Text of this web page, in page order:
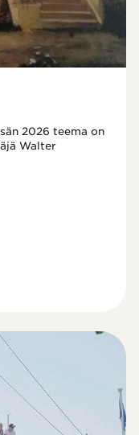
2026 teema on
Walter